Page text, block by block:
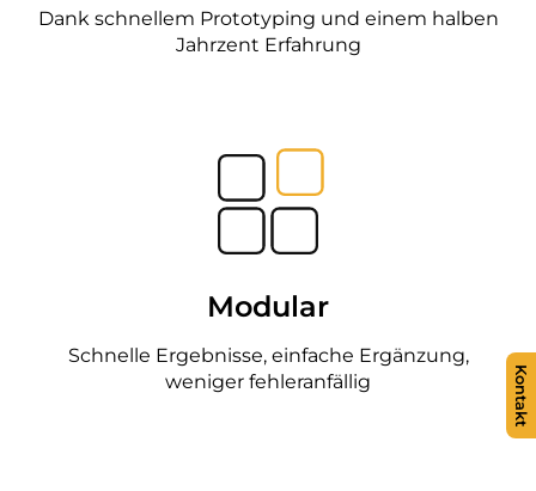
Dank schnellem Prototyping und einem halben
Jahrzent Erfahrung
Modular
Schnelle Ergebnisse, einfache Ergänzung,
weniger fehleranfällig
Kontakt